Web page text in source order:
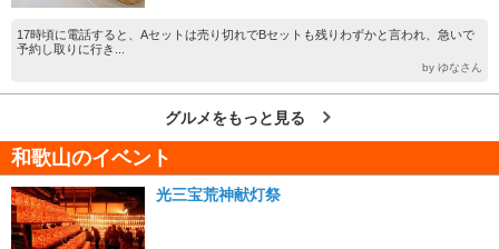
17時頃に電話すると、Aセットは売り切れでBセットも残りわずかと言われ、急いで
予約し取りに行き...
by ゆなさん
グルメをもっと見る
和歌山のイベント
光三宝荒神献灯祭